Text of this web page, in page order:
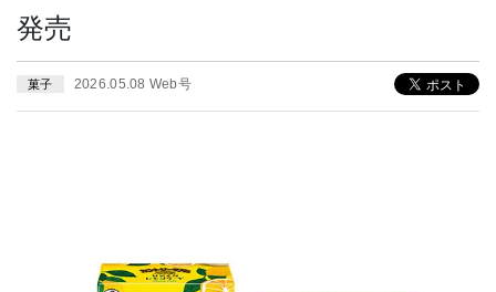
発売
菓子 2026.05.08 Web号